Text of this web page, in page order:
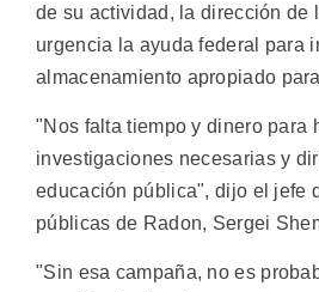
de su actividad, la dirección de
urgencia la ayuda federal para
almacenamiento apropiado
"Nos falta tiempo y dinero para
investigaciones necesarias y
educación pública", dijo el jefe
públicas de Radon, Sergei
"Sin esa campaña, no es